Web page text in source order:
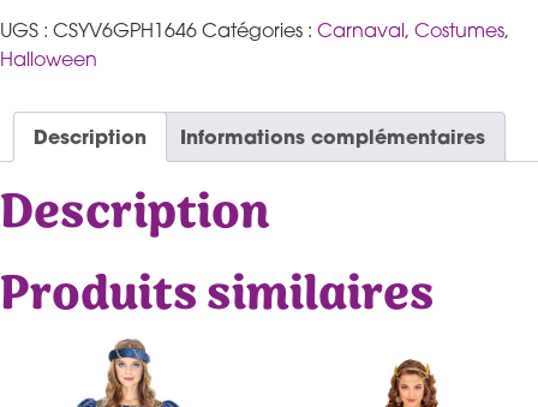
UGS : CSYV6GPH1646 Catégories : Carnaval, Costumes,
Halloween
Description Informations complémentaires
Description
Produits similaires